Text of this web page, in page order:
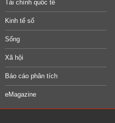
Tài chính quốc tế
Kinh tế số
Sống
Xã hội
Báo cáo phân tích
eMagazine